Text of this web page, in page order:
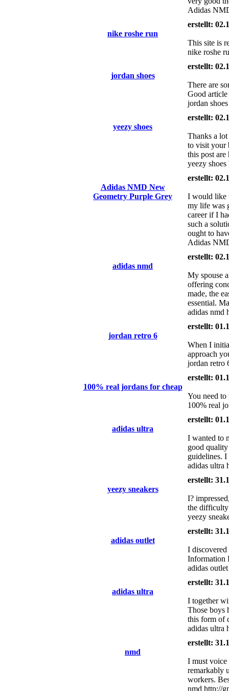
Adidas
nike roshe run
erstellt:
This site is
nike roshe
jordan shoes
erstellt:
There are
Good
jordan
yeezy shoes
erstellt:
Thanks a
to visit your
this post
yeezy
Adidas NMD New
Geometry Purple Grey
erstellt:
I would like
my life was
career if I
such a
ought to
Adidas
adidas nmd
erstellt:
My spouse
offering
made, the
essential.
adidas nmd
jordan retro 6
erstellt:
When I
approach
jordan retro
100% real jordans for cheap
erstellt:
You need to
100% real
adidas ultra
erstellt:
I wanted to
good
guidelines.
adidas ultra
yeezy sneakers
erstellt:
I?
the difficulty
yeezy
adidas outlet
erstellt:
I
Information
adidas
adidas ultra
erstellt:
I together
Those boys
this form of
adidas ultra
nmd
erstellt:
I must voice
remarkably
workers.
nmd http://